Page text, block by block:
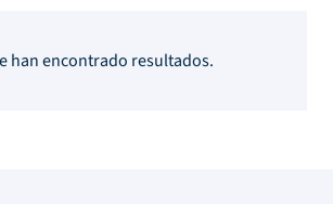
han encontrado resultados.